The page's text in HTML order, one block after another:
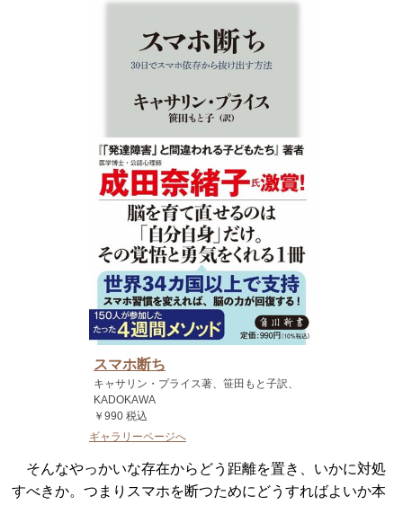
スマホ断ち
キャサリン・プライス著、笹田もと子訳、
KADOKAWA
￥990 税込
ギャラリーページへ
そんなやっかいな存在からどう距離を置き、いかに対処
すべきか。つまりスマホを断つためにどうすればよいか本